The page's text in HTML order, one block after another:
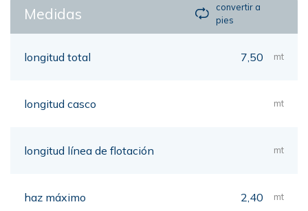
Medidas
convertir a
pies
longitud total 7,50 mt
longitud casco mt
longitud línea de flotación mt
haz máximo 2,40 mt